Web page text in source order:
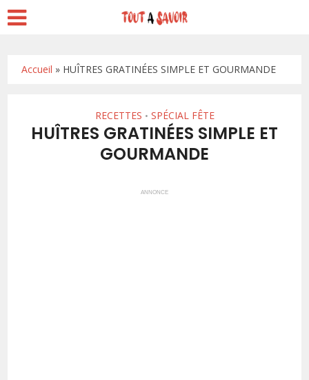
Accueil » HUÎTRES GRATINÉES SIMPLE ET GOURMANDE
RECETTES • SPÉCIAL FÊTE
HUÎTRES GRATINÉES SIMPLE ET
GOURMANDE
ANNONCE